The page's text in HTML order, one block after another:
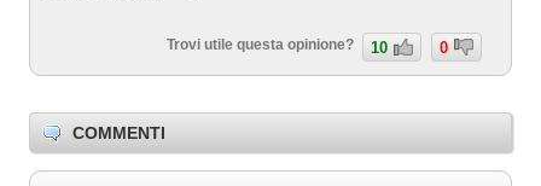
Trovi utile questa opinione? 10 0
COMMENTI